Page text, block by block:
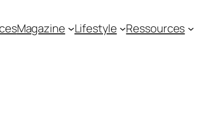
Magazine Lifestyle Ressources